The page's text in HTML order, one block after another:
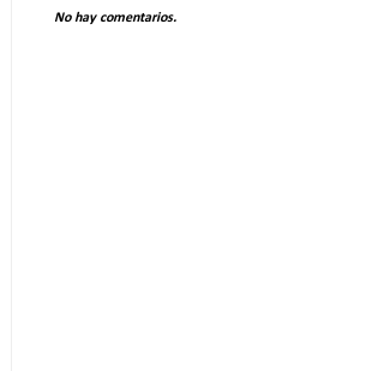
No hay comentarios.